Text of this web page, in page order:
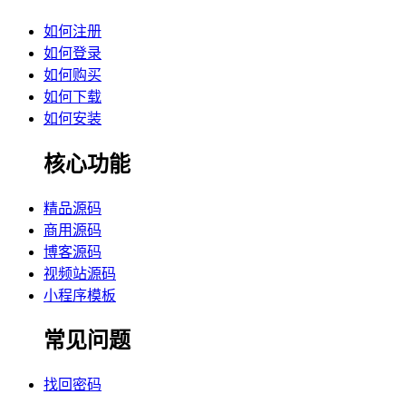
如何注册
如何登录
如何购买
如何下载
如何安装
核心功能
精品源码
商用源码
博客源码
视频站源码
小程序模板
常见问题
找回密码